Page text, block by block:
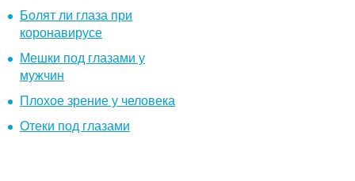
Болят ли глаза при
коронавирусе
Мешки под глазами у
мужчин
Плохое зрение у человека
Отеки под глазами